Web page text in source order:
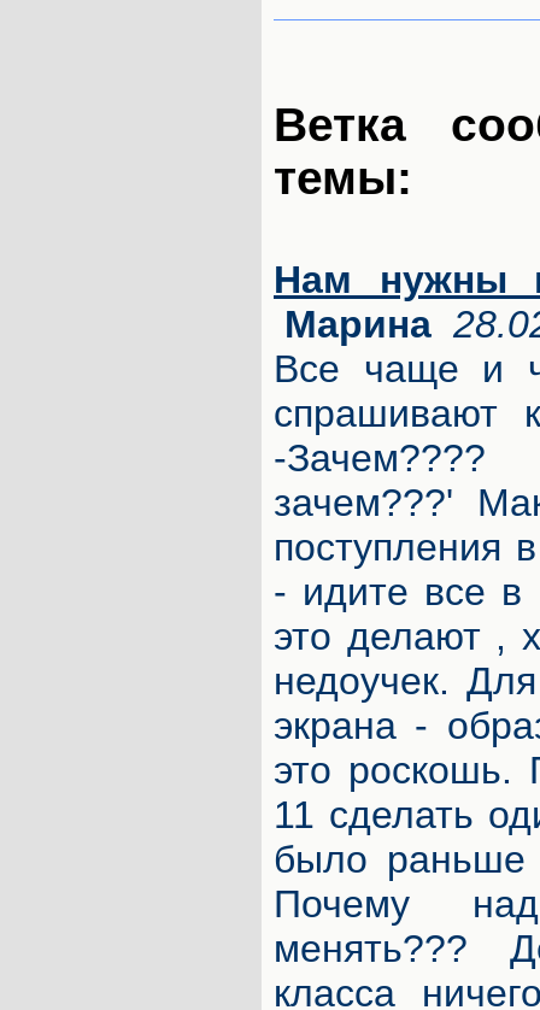
Ветка
темы:
Нам нужны
Марина
Все чаще и
спрашивают
-Зачем????
зачем???'
поступления
- идите все в
это делают ,
недоучек.
экрана -
это роскошь.
11 сделать
было раньше
Почему
менять???
класса